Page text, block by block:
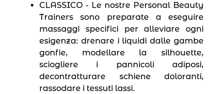
CLASSICO - Le nostre Personal Beauty
Trainers sono preparate a eseguire
massaggi specifici per alleviare ogni
esigenza: drenare i liquidi dalle gambe
gonfie, modellare la silhouette,
sciogliere i pannicoli adiposi,
decontratturare schiene doloranti,
rassodare i tessuti lassi.